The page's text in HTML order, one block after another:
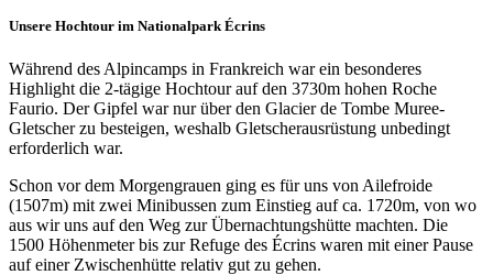
Unsere Hochtour im Nationalpark Écrins
Während des Alpincamps in Frankreich war ein besonderes
Highlight die 2-tägige Hochtour auf den 3730m hohen Roche
Faurio. Der Gipfel war nur über den Glacier de Tombe Muree-
Gletscher zu besteigen, weshalb Gletscherausrüstung unbedingt
erforderlich war.
Schon vor dem Morgengrauen ging es für uns von Ailefroide
(1507m) mit zwei Minibussen zum Einstieg auf ca. 1720m, von wo
aus wir uns auf den Weg zur Übernachtungshütte machten. Die
1500 Höhenmeter bis zur Refuge des Écrins waren mit einer Pause
auf einer Zwischenhütte relativ gut zu gehen.